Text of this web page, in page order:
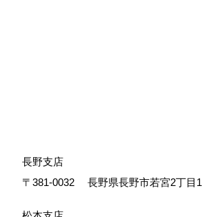
長野支店
〒381-0032
長野県長野市若宮2丁目